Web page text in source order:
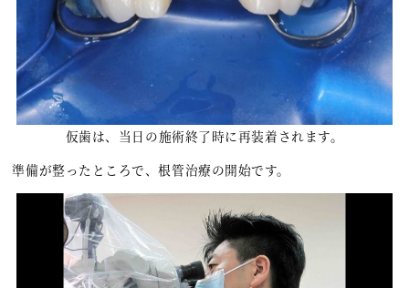
仮歯は、当日の施術終了時に再装着されます。
準備が整ったところで、根管治療の開始です。